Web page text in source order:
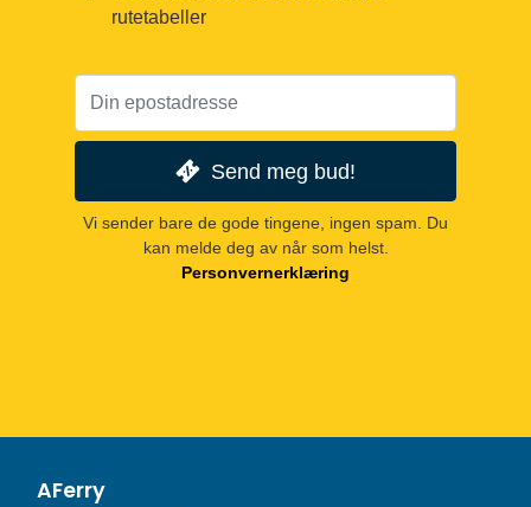
rutetabeller
Send meg bud!
Vi sender bare de gode tingene, ingen spam. Du
kan melde deg av når som helst.
Personvernerklæring
AFerry